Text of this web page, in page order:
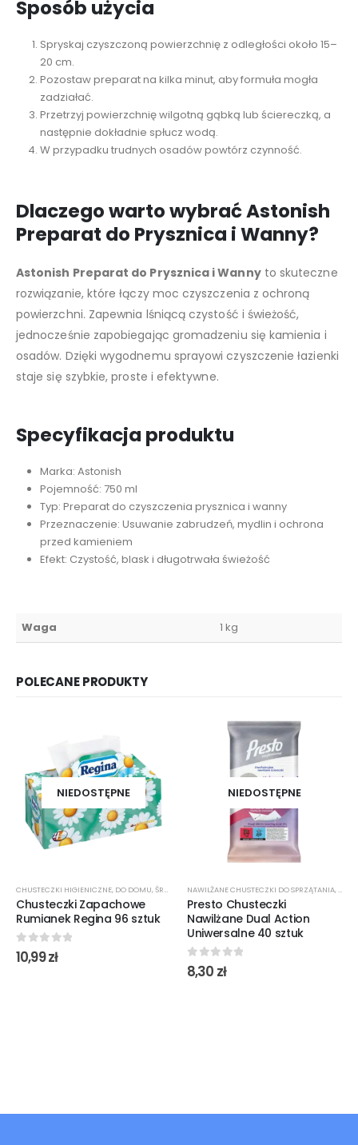
Sposób użycia
Spryskaj czyszczoną powierzchnię z odległości około 15–
20 cm.
Pozostaw preparat na kilka minut, aby formuła mogła
zadziałać.
Przetrzyj powierzchnię wilgotną gąbką lub ściereczką, a
następnie dokładnie spłucz wodą.
W przypadku trudnych osadów powtórz czynność.
Dlaczego warto wybrać Astonish
Preparat do Prysznica i Wanny?
Astonish Preparat do Prysznica i Wannyto skuteczne
rozwiązanie, które łączy moc czyszczenia z ochroną
powierzchni. Zapewnia lśniącą czystość i świeżość,
jednocześnie zapobiegając gromadzeniu się kamienia i
osadów. Dzięki wygodnemu sprayowi czyszczenie łazienki
staje się szybkie, proste i efektywne.
Specyfikacja produktu
Marka: Astonish
Pojemność: 750 ml
Typ: Preparat do czyszczenia prysznica i wanny
Przeznaczenie: Usuwanie zabrudzeń, mydlin i ochrona
przed kamieniem
Efekt: Czystość, blask i długotrwała świeżość
Waga 1 kg
POLECANE PRODUKTY
NIEDOSTĘPNE
CHUSTECZKI HIGIENICZNE, DO DOMU,ŚRODKI CZYSTOŚCI
Chusteczki Zapachowe
Rumianek Regina 96 sztuk
0out of 5
10,99zł
NIEDOSTĘPNE
NAWILŻANE CHUSTECZKI DO SPRZĄTANIA,
Presto Chusteczki
Nawilżane Dual Action
Uniwersalne 40 sztuk
0out of 5
8,30 zł